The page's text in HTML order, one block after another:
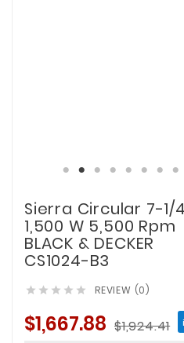
Sierra Circular 7-1/
1,500 W 5,500 Rpm
BLACK & DECKER
CS1024-B3
     REVIEW (0)
$1,667.88 $1,924.41